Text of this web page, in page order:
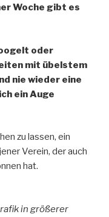
Woche gibt es
oder
mit übelstem
nie wieder eine
ein Auge
zu lassen, ein
Verein, der auch
hat.
in größerer